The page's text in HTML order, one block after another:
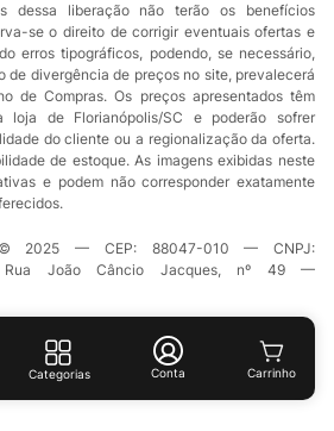
Categorias Conta
dessa liberação não terão os benefícios
se o direito de corrigir eventuais ofertas e
erros tipográficos, podendo, se necessário,
de divergência de preços no site, prevalecerá
de Compras. Os preços apresentados têm
loja de Florianópolis/SC e poderão sofrer
do cliente ou a regionalização da oferta.
de estoque. As imagens exibidas neste
e podem não corresponder exatamente
© 2025 — CEP: 88047-010 — CNPJ:
Rua João Câncio Jacques, nº 49 —